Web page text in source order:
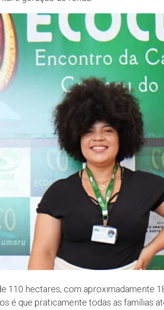
110 hectares, com aproximadamente
é que praticamente todas as famílias